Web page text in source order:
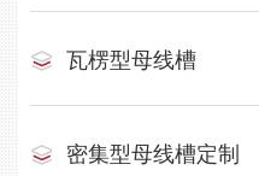
瓦楞型母线槽
密集型母线槽定制